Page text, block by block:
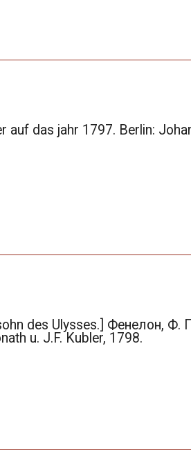
auf das jahr 1797. Berlin:
des Ulysses.] Фенелон, Ф.
u. J.F. Kubler, 1798.